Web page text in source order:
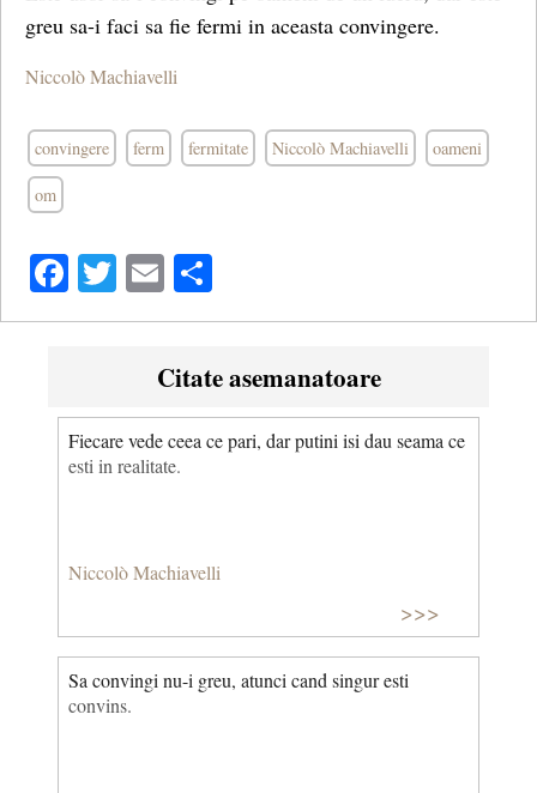
greu sa-i faci sa fie fermi in aceasta convingere.
Niccolò Machiavelli
convingere ferm fermitate Niccolò Machiavelli oameni
om
Facebook
Twitter
Email
Citate asemanatoare
Fiecare vede ceea ce pari, dar putini isi dau seama ce
esti in realitate.
Niccolò Machiavelli
>>>
Sa convingi nu-i greu, atunci cand singur esti
convins.